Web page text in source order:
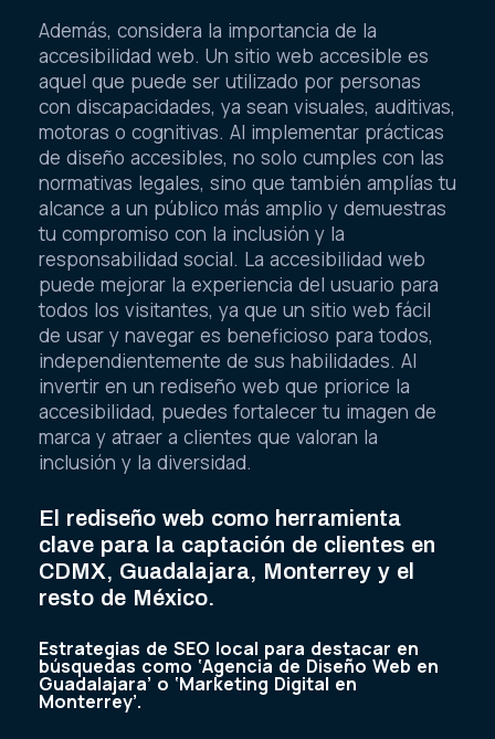
Además, considera la importancia de la
accesibilidad web. Un sitio web accesible es
aquel que puede ser utilizado por personas
con discapacidades, ya sean visuales, auditivas,
motoras o cognitivas. Al implementar prácticas
de diseño accesibles, no solo cumples con las
normativas legales, sino que también amplías tu
alcance a un público más amplio y demuestras
tu compromiso con la inclusión y la
responsabilidad social. La accesibilidad web
puede mejorar la experiencia del usuario para
todos los visitantes, ya que un sitio web fácil
de usar y navegar es beneficioso para todos,
independientemente de sus habilidades. Al
invertir en un rediseño web que priorice la
accesibilidad, puedes fortalecer tu imagen de
marca y atraer a clientes que valoran la
inclusión y la diversidad.
El rediseño web como herramienta
clave para la captación de clientes en
CDMX, Guadalajara, Monterrey y el
resto de México.
Estrategias de SEO local para destacar en
búsquedas como ‘Agencia de Diseño Web en
Guadalajara’ o ‘Marketing Digital en
Monterrey’.